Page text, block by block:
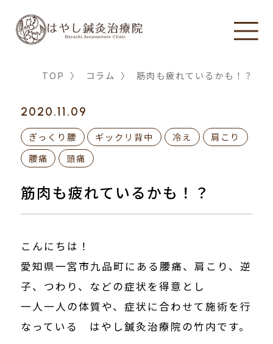
TOP 〉 コラム 〉 筋肉も疲れているかも！？
2020.11.09
ぎっくり腰 ギックリ背中 冷え
肩こり
腰痛
頭痛
筋肉も疲れているかも！？
こんにちは！
愛知県一宮市九品町にある腰痛、肩こり、逆
子、つわり、などの症状を得意とし
一人一人の体質や、症状に合わせて施術を行
なっている はやし鍼灸治療院の竹内です。